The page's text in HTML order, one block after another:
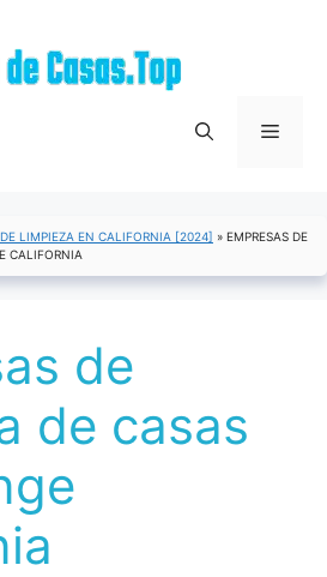
Menú
LIMPIEZA EN CALIFORNIA [2024] » EMPRESAS DE
CALIFORNIA
de
de casas